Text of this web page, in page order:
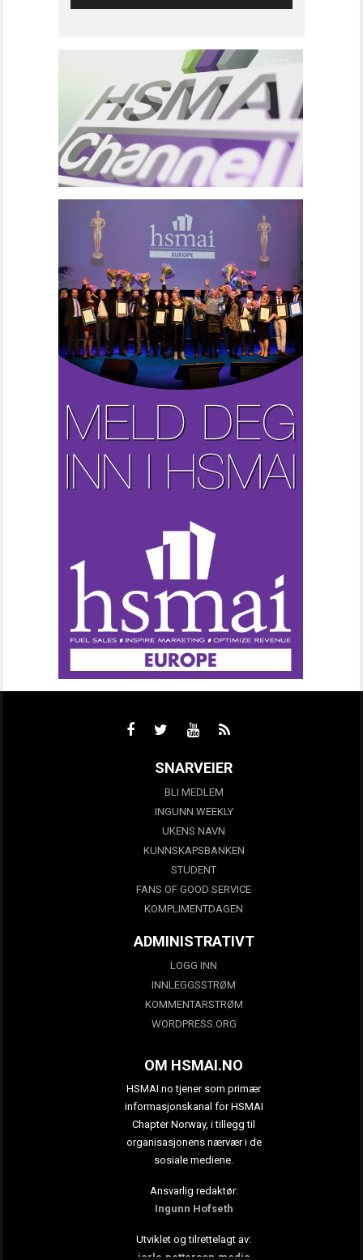
SNARVEIER
BLI MEDLEM
INGUNN WEEKLY
UKENS NAVN
KUNNSKAPSBANKEN
STUDENT
FANS OF GOOD SERVICE
KOMPLIMENTDAGEN
ADMINISTRATIVT
LOGG INN
INNLEGGSSTRØM
KOMMENTARSTRØM
WORDPRESS.ORG
OM HSMAI.NO
HSMAI.no tjener som primær
informasjonskanal for HSMAI
Chapter Norway, i tillegg til
organisasjonens nærvær i de
sosiale mediene.
Ansvarlig redaktør:
Ingunn Hofseth
Utviklet og tilrettelagt av:
jarle.petterson.media